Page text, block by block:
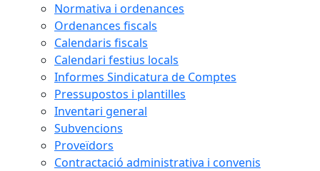
Normativa i ordenances
Ordenances fiscals
Calendaris fiscals
Calendari festius locals
Informes Sindicatura de Comptes
Pressupostos i plantilles
Inventari general
Subvencions
Proveïdors
Contractació administrativa i convenis